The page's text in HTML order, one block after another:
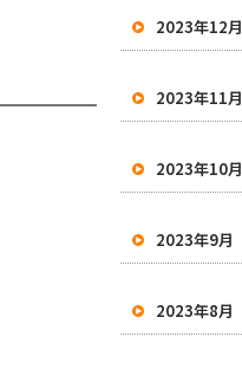
2023年12月
2023年11月
2023年10月
2023年9月
2023年8月